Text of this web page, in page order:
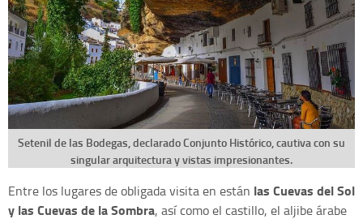
Setenil de las Bodegas, declarado Conjunto Histórico, cautiva con su
singular arquitectura y vistas impresionantes.
Entre los lugares de obligada visita en están las Cuevas del Sol
y las Cuevas de la Sombra, así como el castillo, el aljibe árabe